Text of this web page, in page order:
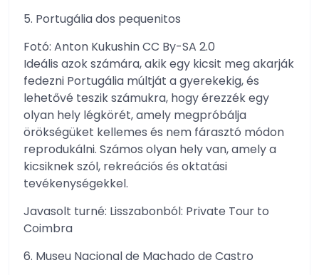
5. Portugália dos pequenitos
Fotó: Anton Kukushin CC By-SA 2.0
Ideális azok számára, akik egy kicsit meg akarják
fedezni Portugália múltját a gyerekekig, és
lehetővé teszik számukra, hogy érezzék egy
olyan hely légkörét, amely megpróbálja
örökségüket kellemes és nem fárasztó módon
reprodukálni. Számos olyan hely van, amely a
kicsiknek szól, rekreációs és oktatási
tevékenységekkel.
Javasolt turné: Lisszabonból: Private Tour to
Coimbra
6. Museu Nacional de Machado de Castro